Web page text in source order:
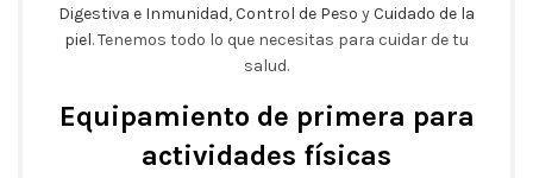
Digestiva e Inmunidad,Control de Peso yCuidado de la
piel. Tenemos todo lo que necesitas para cuidar de tu
salud.
Equipamiento de primera para
actividades físicas